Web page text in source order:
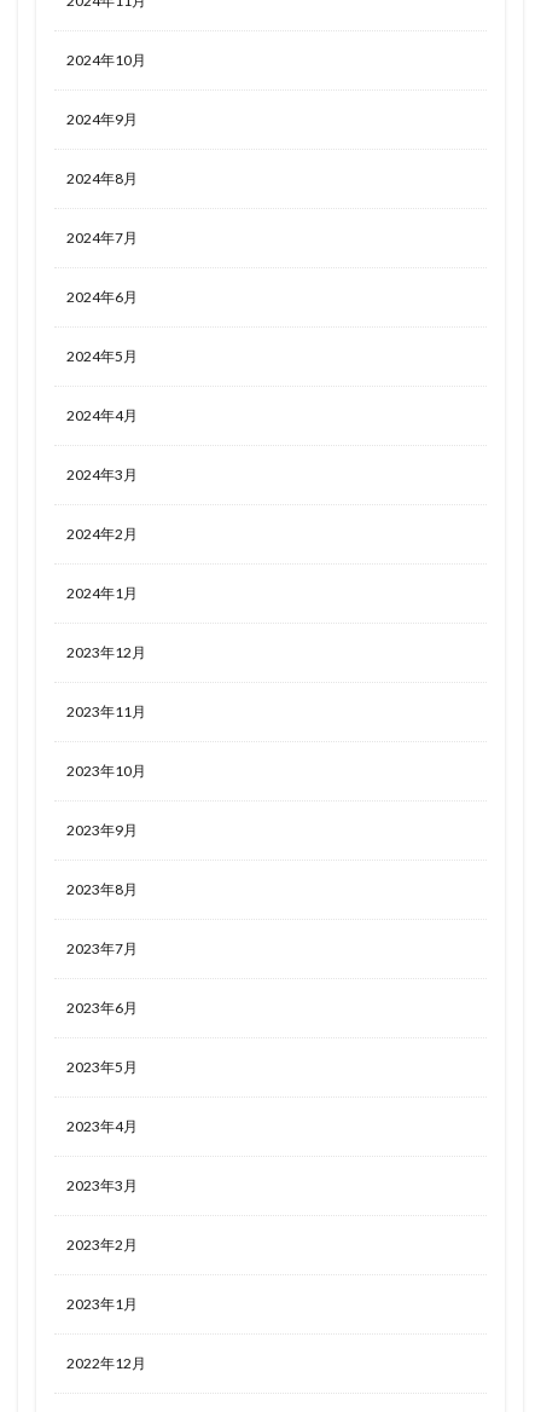
2024年10月
2024年9月
2024年8月
2024年7月
2024年6月
2024年5月
2024年4月
2024年3月
2024年2月
2024年1月
2023年12月
2023年11月
2023年10月
2023年9月
2023年8月
2023年7月
2023年6月
2023年5月
2023年4月
2023年3月
2023年2月
2023年1月
2022年12月